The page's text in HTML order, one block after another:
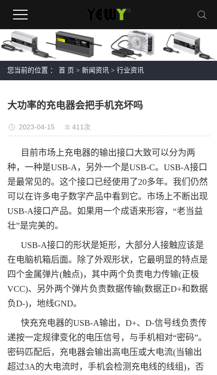
您当前的位置 ： 首 页 > 新闻资讯 > 行业资讯
大功率的充电器会把手机充坏吗
2023-04-15 411次
目前市场上充电器的输出接口大致可以分为两
种，一种是USB-A，另外一个是USB-C。USB-A接口
是最常见的。这个接口已经使用了20多年。我们仍然
可以在许多电子数字产品中看到它。市场上不断出现
USB-A接口产品。如果用一个成语来形容，“老当益
壮”是完美的。
USB-A接口的形状是矩形，大部分人接触应该是
在电脑机箱后面。除了外观形状，它最明显的特点是
四个金属弹片(触点)，其中两个负责电力传输(正极
VCC)、另外两个弹片负责数据传输(数据正D+和数据
负D-)，地线GND。
快充充电器的USB-A输出，D+、D-信号线负责传
递按一定规律变化的电压信号，与手机相对“密码”。
密码匹配后，充电器会输出高电压或大电流(当输出
超过3A的大电流时，手机会检测充电线的线组)，否